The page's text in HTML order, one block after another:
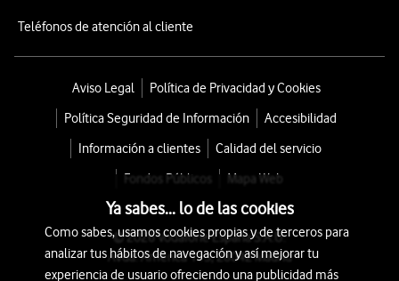
Teléfonos de atención al cliente
Aviso Legal
Política de Privacidad y Cookies
Política Seguridad de Información
Accesibilidad
Información a clientes
Calidad del servicio
Fondos Públicos
Mapa Web
© 2026 Vodafone España S.A.U.
Avda. América 115, 28042 Madrid
Ya sabes... lo de las cookies
Como sabes, usamos cookies propias y de terceros para
analizar tus hábitos de navegación y así mejorar tu
experiencia de usuario ofreciendo una publicidad más